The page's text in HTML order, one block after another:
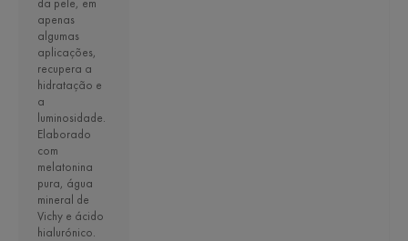
da pele, em
apenas
algumas
aplicações,
recupera a
hidratação e
a
luminosidade.
Elaborado
com
melatonina
pura, água
mineral de
Vichy e ácido
hialurónico.